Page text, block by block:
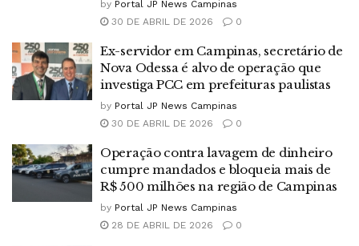
by Portal JP News Campinas
30 DE ABRIL DE 2026
0
Ex-servidor em Campinas, secretário de
Nova Odessa é alvo de operação que
investiga PCC em prefeituras paulistas
by Portal JP News Campinas
30 DE ABRIL DE 2026
0
Operação contra lavagem de dinheiro
cumpre mandados e bloqueia mais de
R$ 500 milhões na região de Campinas
by Portal JP News Campinas
28 DE ABRIL DE 2026
0